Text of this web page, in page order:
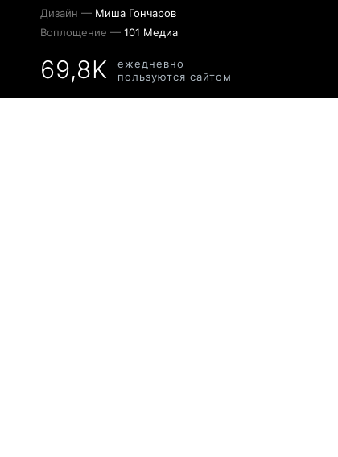
Дизайн — Миша Гончаров
Воплощение — 101 Медиа
69,8K
ежедневно
пользуются сайтом